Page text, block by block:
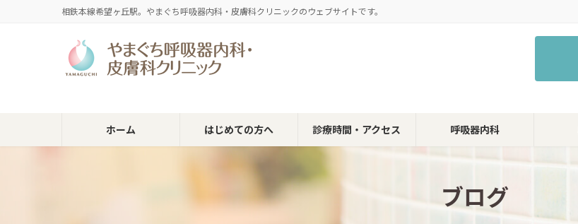
ッ
移
相鉄本線希望ヶ丘駅。やまぐち呼吸器内科・皮膚科クリニックのウェブサイトです。
ホーム はじめての方へ 診療時間・アクセス 呼吸器内科
ブログ